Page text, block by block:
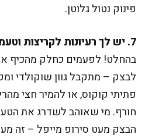
פינוק נטול גלוטן.
7. יש לך רעיונות לקריצות וטעמים שונים?
לבצק – מתקבל גוון שוקולדי
פתיתי קוקוס, או להמיר חצי
חורף. מי שאוהב לשדרג את
הבצק מעט סירופ מייפל – זה